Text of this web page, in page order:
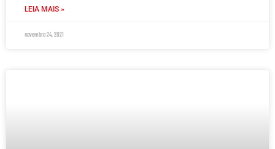
LEIA MAIS »
novembro 24, 2021